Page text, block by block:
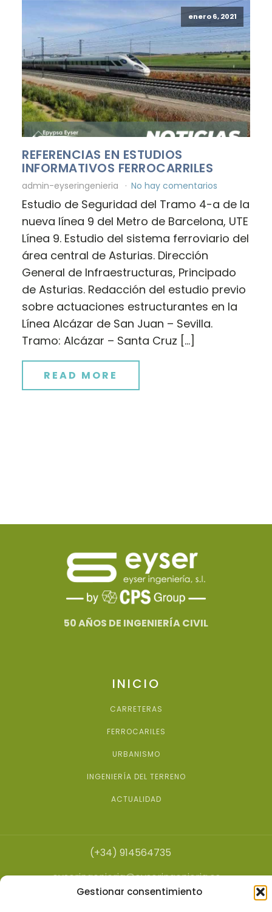
Gestionar consentimiento
enero 6, 2021
REFERENCIAS EN ESTUDIOS
INFORMATIVOS FERROCARRILES
admin-eyseringenieria No hay comentarios
Estudio de Seguridad del Tramo 4-a de la
nueva línea 9 del Metro de Barcelona, UTE
Línea 9. Estudio del sistema ferroviario del
área central de Asturias. Dirección
General de Infraestructuras, Principado
de Asturias. Redacción del estudio previo
sobre actuaciones estructurantes en la
Línea Alcázar de San Juan – Sevilla.
Tramo: Alcázar – Santa Cruz […]
READ MORE
50 AÑOS DE INGENIERÍA CIVIL
INICIO
CARRETERAS
FERROCARILES
URBANISMO
INGENIERÍA DEL TERRENO
ACTUALIDAD
(+34) 914564735
eyseringenieria@eyseringenieria.es